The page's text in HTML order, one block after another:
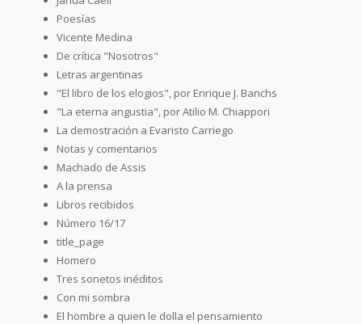
Poesías
Vicente Medina
De crítica "Nosotros"
Letras argentinas
"El libro de los elogios", por Enrique J. Banchs
"La eterna angustia", por Atilio M. Chiappori
La demostración a Evaristo Carriego
Notas y comentarios
Machado de Assis
A la prensa
Libros recibidos
Número 16/17
title_page
Homero
Tres sonetos inéditos
Con mi sombra
El hombre a quien le dolla el pensamiento